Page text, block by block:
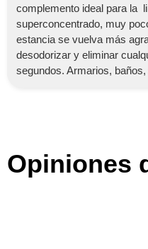
complemento ideal para la
superconcentrado, muy
estancia se vuelva más
desodorizar y eliminar
segundos. Armarios,
Opiniones